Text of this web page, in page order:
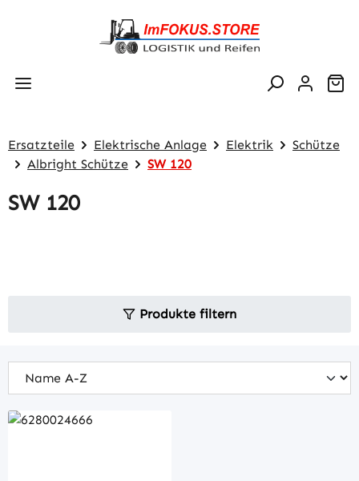
Zum Hauptinhalt springen
Ersatzteile Elektrische Anlage Elektrik
Schütze
Albright Schütze
SW 120
SW 120
Produkte filtern